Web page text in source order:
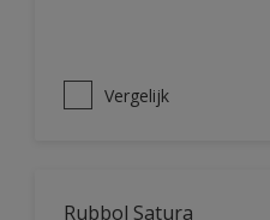
Vergelijk
Rubbol Satura